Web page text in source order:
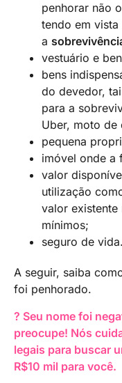
penhorar não
tendo em vista
a
vestuário e
bens
do devedor,
para a
Uber, moto de
pequena
imóvel onde a
valor
utilização
valor existente
mínimos;
seguro de vida.
A seguir, saiba
foi penhorado.
? Seu nome foi
preocupe! Nós
legais para buscar
R$10 mil para você.